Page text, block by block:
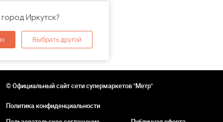
Иркутск?
Выбрать другой
© Официальный сайт сети супермаркетов "Метр"
Политика конфиденциальности